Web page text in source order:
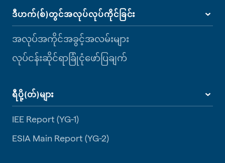
ဒီဟက်(စ်)တွင်အလုပ်လုပ်ကိုင်ခြင်း
အလုပ်အကိုင်အခွင့်အလမ်းများ
လုပ်ငန်းဆိုင်ရာခြုံငုံဖော်ပြချက်
ရီပို့(တ်)များ
IEE Report (YG-1)
ESIA Main Report (YG-2)